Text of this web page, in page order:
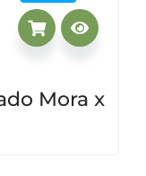
Mora x